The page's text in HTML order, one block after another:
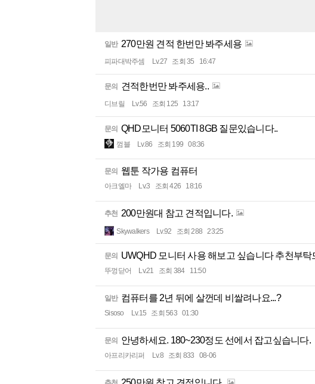
일반 270만원 견적 한번만 봐주세용
피파대박주셈 Lv.27 조회 35 16:47
문의 견적한번만 봐주세용..
디브릴 Lv.56 조회 125 13:17
문의 QHD모니터 5060TI 8GB 질문있습니다..
껌블 Lv.86 조회 199 08:36
문의 웹툰 작가용 컴퓨터
아크엘마 Lv.3 조회 426 18:16
추천 200만원대 참고 견적입니다.
Skywalkers Lv.92 조회 288 23:25
문의 UWQHD 모니터 사용 해보고 싶습니다 추천부탁
뚜껑닫어 Lv.21 조회 384 11:50
일반 컴퓨터를 2년 뒤에 살껀데 비쌀려나요...?
Sisoso Lv.15 조회 563 01:30
문의 안녕하세요. 180~230정도 선에서 잡고싶습니다.
아프리카리퍼 Lv.8 조회 833 08-06